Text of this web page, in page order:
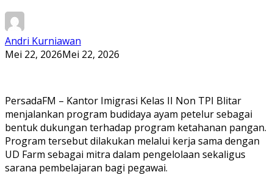
Andri Kurniawan
Mei 22, 2026Mei 22, 2026
PersadaFM – Kantor Imigrasi Kelas II Non TPI Blitar
menjalankan program budidaya ayam petelur sebagai
bentuk dukungan terhadap program ketahanan pangan.
Program tersebut dilakukan melalui kerja sama dengan
UD Farm sebagai mitra dalam pengelolaan sekaligus
sarana pembelajaran bagi pegawai.